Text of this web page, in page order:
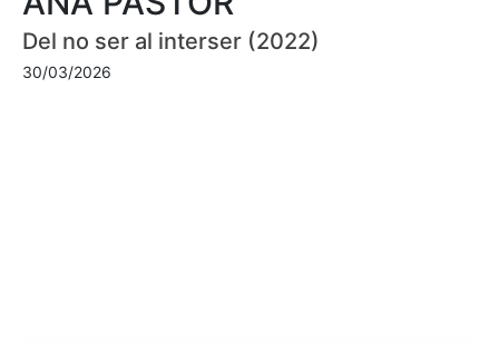
Del no ser al interser (2022)
30/03/2026